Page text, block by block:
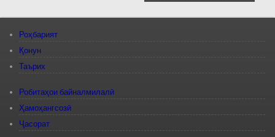
Роҳбарият
Қонун
Таърих
Робитаҳои байналмилалӣ
Ҳамоҳангсозӣ
Ҷасорат